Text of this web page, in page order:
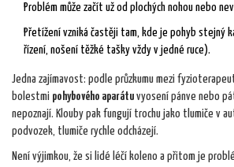
Problém může začít už od plochých nohou nebo
Přetížení vzniká častěji tam, kde je pohyb stejný
řízení, nošení těžké tašky vždy v jedné ruce).
Jedna zajímavost: podle průzkumu mezi
bolestmi pohybového aparátu vyosení pánve nebo
nepoznají. Klouby pak fungují trochu jako tlumiče v
podvozek, tlumiče rychle odcházejí.
Není výjimkou, že si lidé léčí koleno a přitom je